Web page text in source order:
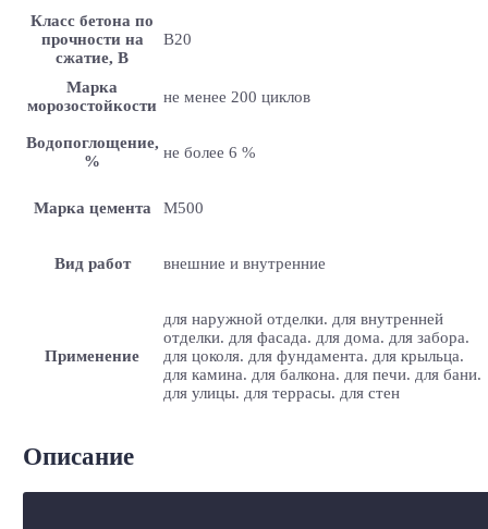
Класс бетона по
прочности на
сжатие, В
B20
Марка
морозостойкости не менее 200 циклов
Водопоглощение,
%
не более 6 %
Марка цемента M500
Вид работ внешние и внутренние
Применение
для наружной отделки. для внутренней
отделки. для фасада. для дома. для забора.
для цоколя. для фундамента. для крыльца.
для камина. для балкона. для печи. для бани.
для улицы. для террасы. для стен
Описание